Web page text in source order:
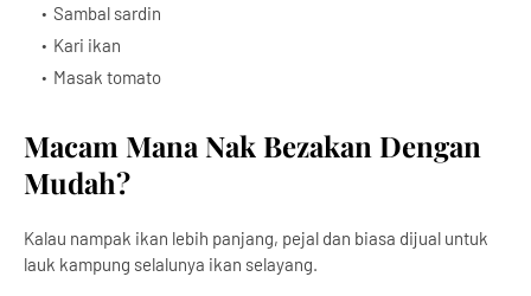
Sambal sardin
Kari ikan
Masak tomato
Macam Mana Nak Bezakan Dengan
Mudah?
Kalau nampak ikan lebih panjang, pejal dan biasa dijual untuk
lauk kampung selalunya ikan selayang.